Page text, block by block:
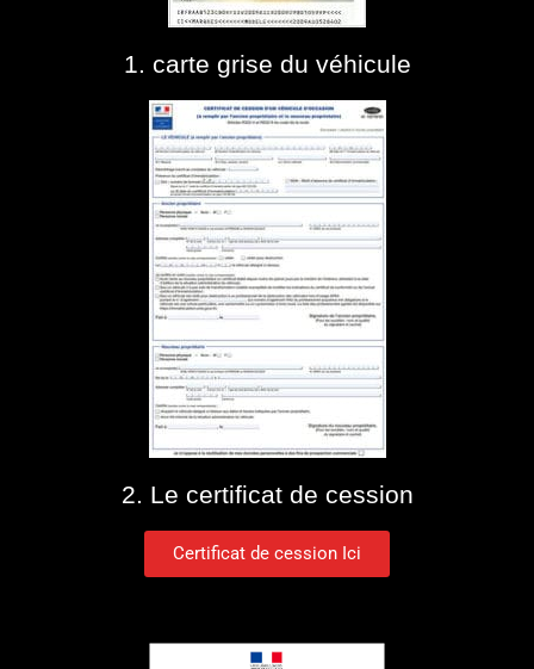
1. carte grise du véhicule
2. Le certificat de cession
Certificat de cession Ici